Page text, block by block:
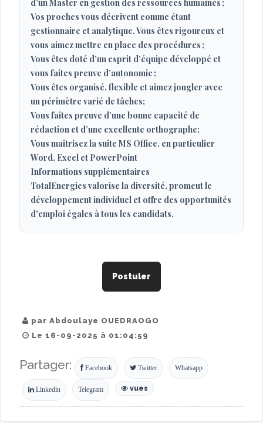
d’un Master en gestion des ressources humaines ;
Vos proches vous décrivent comme étant
gestionnaire et analytique. Vous êtes rigoureux et
vous aimez mettre en place des procédures ;
Vous êtes doté d’un esprit d’équipe développé et
vous faites preuve d’autonomie ;
Vous êtes organisé, flexible et aimez jongler avec
un périmètre varié de tâches;
Vous faites preuve d’une bonne capacité de
rédaction et d’une excellente orthographe;
Vous maitrisez la suite MS Office, en particulier
Word, Excel et PowerPoint
Informations supplémentaires
TotalEnergies valorise la diversité, promeut le
développement individuel et offre des opportunités
d'emploi égales à tous les candidats.
Postuler
par Abdoulaye OUEDRAOGO
Le 16-09-2025 à 01:04:59
Partager: Facebook Twitter Whatsapp
Linkedin Telegram vues